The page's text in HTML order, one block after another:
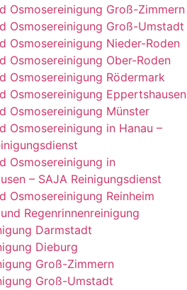
Osmosereinigung Groß-Zimmern
Osmosereinigung Groß-Umstadt
Osmosereinigung Nieder-Roden
Osmosereinigung Ober-Roden
Osmosereinigung Rödermark
Osmosereinigung Eppertshausen
Osmosereinigung Münster
Osmosereinigung in Hanau –
Osmosereinigung in
– SAJA Reinigungsdienst
Osmosereinigung Reinheim
Regenrinnenreinigung
Darmstadt
Dieburg
Groß-Zimmern
Groß-Umstadt